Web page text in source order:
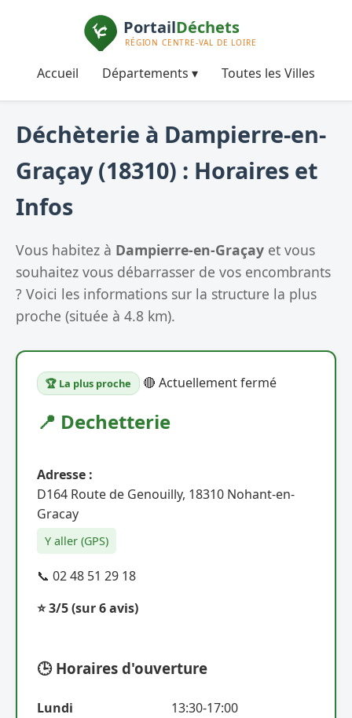
Accueil Départements ▾ Toutes les Villes
Déchèterie à Dampierre-en-
Graçay (18310) : Horaires et
Infos
Vous habitez à Dampierre-en-Graçay et vous
souhaitez vous débarrasser de vos encombrants
? Voici les informations sur la structure la plus
proche (située à 4.8 km).
🏆 La plus proche 🔴 Actuellement fermé
📍 Dechetterie
Adresse :
D164 Route de Genouilly, 18310 Nohant-en-
Gracay
Y aller (GPS)
📞 02 48 51 29 18
⭐ 3/5(sur 6 avis)
🕒 Horaires d'ouverture
Lundi
13:30-17:00